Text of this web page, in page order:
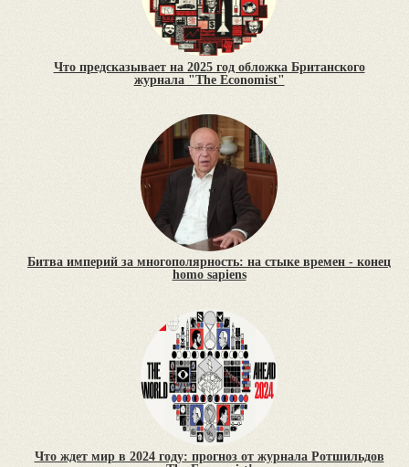
Что предсказывает на 2025 год обложка Британского
журнала "The Economist"
Битва империй за многополярность: на стыке времен - конец
homo sapiens
Что ждет мир в 2024 году: прогноз от журнала Ротшильдов